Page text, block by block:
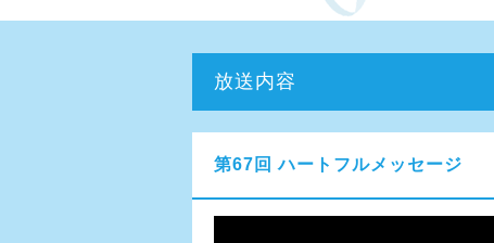
放送内容
第67回 ハートフルメッセージ